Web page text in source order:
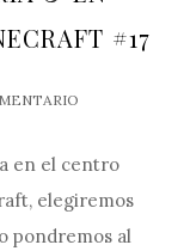
#17
en el centro
elegiremos
pondremos al